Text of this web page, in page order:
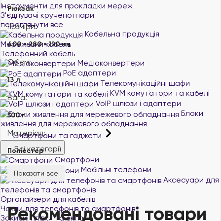
Інструменти для прокладки мереж
З'єднувачі крученої пари
переглянути все
Кабельна продукція
Мережевий кабель
Телефонний кабель
Медіаконвертери
PoE адаптери
Телекомунікаційні шафи
KVM комутатори та кабелі
VoIP шлюзи і адаптери
Блоки
живлення для мережевого обладнання
Смартфони та гаджети
Всі категорії
Смартфони
Мобільні телефони
Аксесуари для
телефонів та смартфонів
Органайзери для кабелів
Чохли для телефонів та смартфонів
Захисні плівки та скло
Рюкзак
Розміри:
400 × 280 × 120 мм
Об'єм:
13 л
Вага:
500 г
Матеріал:
Поліестер
Показати все
Рекомендовані товари